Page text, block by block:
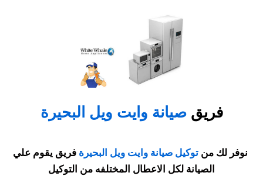
فريقصيانة وايت ويل البحيرة
نوفر لك من توكيل صيانة وايت ويل البحيرة فريق يقوم علي
الصيانة لكل الاعطال المختلفه من التوكيل